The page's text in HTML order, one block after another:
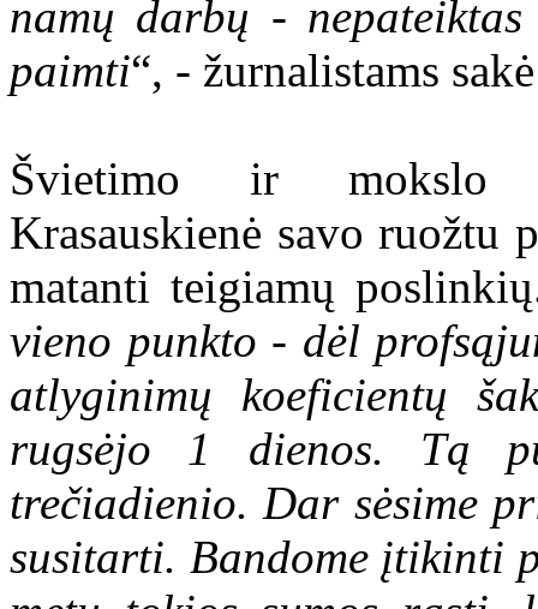
namų darbų -
paimti“, - žurnalistams
Švietimo ir mokslo
Krasauskienė savo ruožtu
matanti teigiamų
vieno punkto - dėl
atlyginimų koeficientų
rugsėjo 1 dienos. Tą
trečiadienio. Dar sėsime
susitarti. Bandome įtikinti